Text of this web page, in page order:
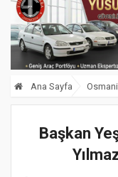
Ana Sayfa
Başkan